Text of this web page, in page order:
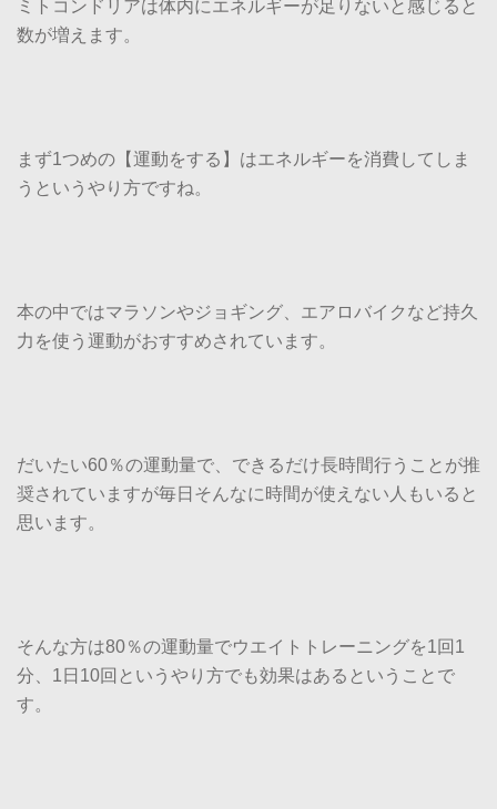
ミトコンドリアは体内にエネルギーが足りないと感じると
数が増えます。
まず1つめの【運動をする】はエネルギーを消費してしま
うというやり方ですね。
本の中ではマラソンやジョギング、エアロバイクなど持久
力を使う運動がおすすめされています。
だいたい60％の運動量で、できるだけ長時間行うことが推
奨されていますが毎日そんなに時間が使えない人もいると
思います。
そんな方は80％の運動量でウエイトトレーニングを1回1
分、1日10回というやり方でも効果はあるということで
す。